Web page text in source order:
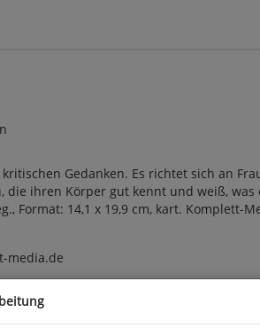
Gedanken. Es richtet sich an
ihren Körper gut kennt und weiß,
Format: 14,1 x 19,9 cm, kart. Komplett-
media.de